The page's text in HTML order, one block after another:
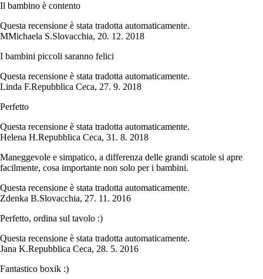
Il bambino è contento
Questa recensione è stata tradotta automaticamente.
MMichaela S.Slovacchia, 20. 12. 2018
I bambini piccoli saranno felici
Questa recensione è stata tradotta automaticamente.
Linda F.Repubblica Ceca, 27. 9. 2018
Perfetto
Questa recensione è stata tradotta automaticamente.
Helena H.Repubblica Ceca, 31. 8. 2018
Maneggevole e simpatico, a differenza delle grandi scatole si apre
facilmente, cosa importante non solo per i bambini.
Questa recensione è stata tradotta automaticamente.
Zdenka B.Slovacchia, 27. 11. 2016
Perfetto, ordina sul tavolo :)
Questa recensione è stata tradotta automaticamente.
Jana K.Repubblica Ceca, 28. 5. 2016
Fantastico boxik :)